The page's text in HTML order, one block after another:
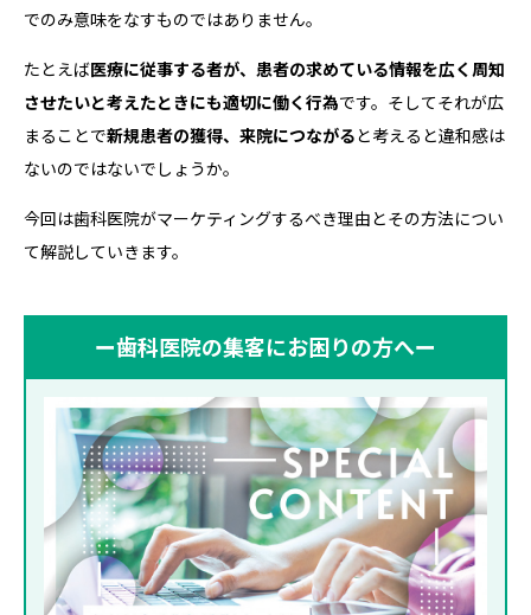
でのみ意味をなすものではありません。
たとえば医療に従事する者が、患者の求めている情報を広く周知
させたいと考えたときにも適切に働く行為です。そしてそれが広
まることで新規患者の獲得、来院につながると考えると違和感は
ないのではないでしょうか。
今回は歯科医院がマーケティングするべき理由とその方法につい
て解説していきます。
ー歯科医院の集客にお困りの方へー